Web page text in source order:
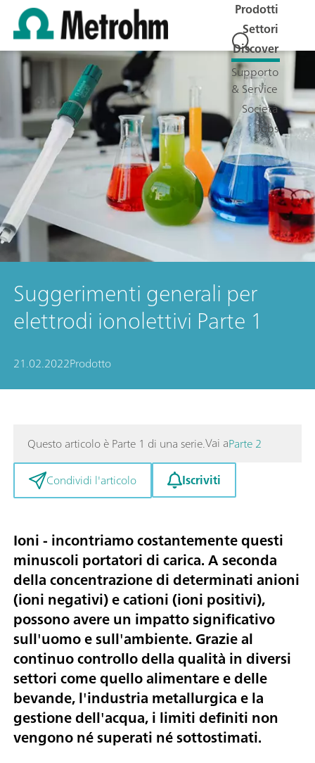
Prodotti
Settori
Discover
Supporto
& Service
Società
Jobs
Suggerimenti generali per
elettrodi ionolettivi Parte 1
21.02.2022Prodotto
Questo articolo è Parte 1 di una serie.Vai aParte 2
Condividi l'articolo
Iscriviti
Ioni - incontriamo costantemente questi
minuscoli portatori di carica. A seconda
della concentrazione di determinati anioni
(ioni negativi) e cationi (ioni positivi),
possono avere un impatto significativo
sull'uomo e sull'ambiente. Grazie al
continuo controllo della qualità in diversi
settori come quello alimentare e delle
bevande, l'industria metallurgica e la
gestione dell'acqua, i limiti definiti non
vengono né superati né sottostimati.